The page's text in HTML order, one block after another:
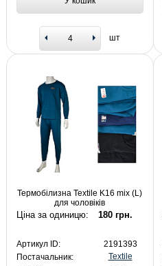
шт
Термобілизна Textile K16 mix (L)
для чоловіків
Ціна за одиницю: 180 грн.
Артикул ID:
2191393
Постачальник:
Textile